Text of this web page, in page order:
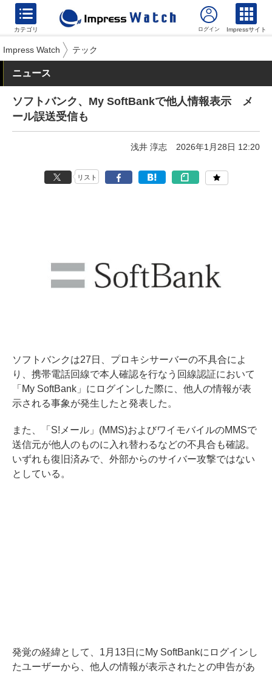
カテゴリ Impressサイト
Impress Watch テック
ニュース
ソフトバンク、My SoftBankで他人情報表示 メ
ール誤送受信も
浅井 淳志 2026年1月28日 12:20
リスト
ソフトバンクは27日、プロキシサーバーの不具合によ
り、携帯電話回線で本人確認を行なう回線認証において
「My SoftBank」にログインした際に、他人の情報が表
示される事象が発生したと発表した。
また、「S!メール」(MMS)およびワイモバイルのMMSで
送信元が他人のものに入れ替わるなどの不具合も確認。
いずれも復旧済みで、外部からのサイバー攻撃ではない
としている。
発覚の経緯として、1月13日にMy SoftBankにログインし
たユーザーから、他人の情報が表示されたとの申告があ